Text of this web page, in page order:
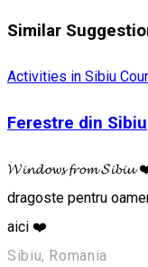
Similar
Activities in Sibiu
Ferestre din Sibiu
𝓦𝓲𝓷𝓭𝓸𝔀𝓼 𝓯𝓻𝓸𝓶 𝓢𝓲𝓫𝓲𝓾
dragoste pentru
aici ❤️
Sibiu, Romania